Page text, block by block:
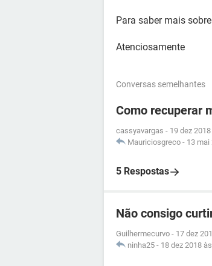
Para saber mais
Atenciosamente
Conversas semelhantes
Como recuperar
cassyavargas - 19 dez
Mauriciosgreco - 13 mai
5 Respostas
Não consigo
Guilhermecurvo - 17 dez
ninha25 - 18 dez 2018